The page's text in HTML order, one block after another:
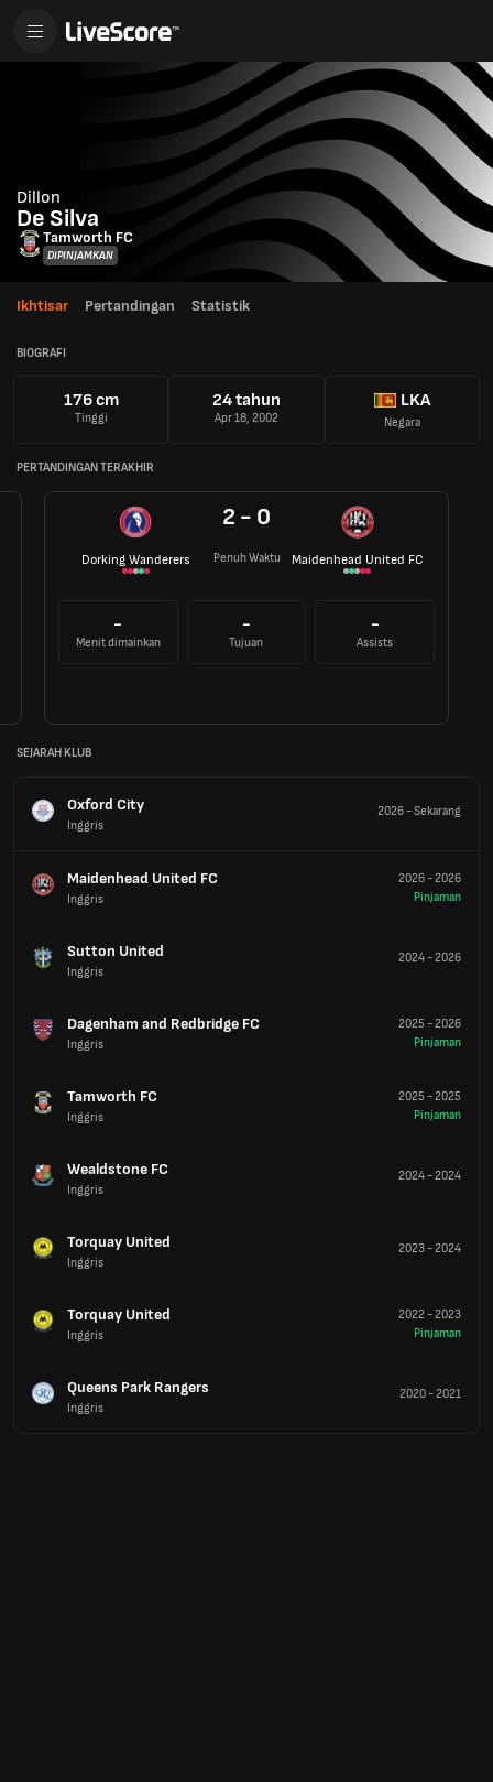
Dillon
De Silva
Tamworth FC
DIPINJAMKAN
Ikhtisar Pertandingan Statistik
BIOGRAFI
176 cm
Tinggi
24 tahun
Apr 18, 2002
LKA
Negara
PERTANDINGAN TERAKHIR
Dorking Wanderers
2 - 0
Penuh Waktu Maidenhead United FC
-
Menit dimainkan
-
Tujuan
-
Assists
SEJARAH KLUB
Oxford City
Inggris
2026-Sekarang
Maidenhead United FC
Inggris
2026-2026
Pinjaman
Sutton United
Inggris
2024-2026
Dagenham and Redbridge FC
Inggris
2025 -2026
Pinjaman
Tamworth FC
Inggris
2025 -2025
Pinjaman
Wealdstone FC
Inggris
2024-2024
Torquay United
Inggris
2023-2024
Torquay United
Inggris
2022-2023
Pinjaman
Queens Park Rangers
Inggris
2020-2021